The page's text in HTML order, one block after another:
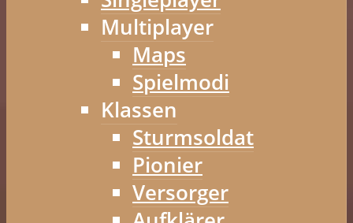
Multiplayer
Maps
Spielmodi
Klassen
Sturmsoldat
Pionier
Versorger